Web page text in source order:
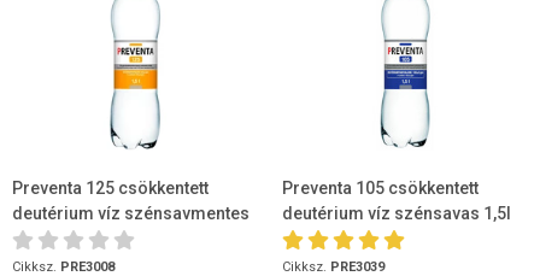
Preventa 125 csökkentett
deutérium víz szénsavmentes
1,5l
Cikksz. PRE3008
Preventa 105 csökkentett
deutérium víz szénsavas 1,5l
Cikksz. PRE3039